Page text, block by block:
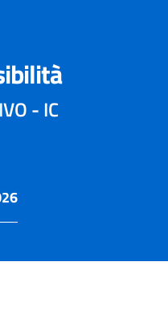
- IC